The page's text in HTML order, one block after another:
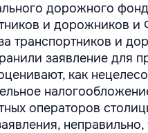
дорожного
и дорожников и
транспортников и
заявление для
как
операторов
неправильно,